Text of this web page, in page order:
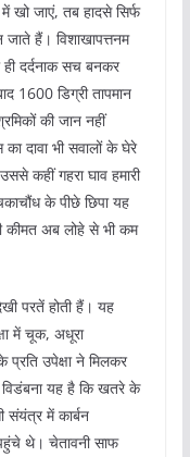
खो जाएं, तब हादसे सिर्फ
जाते हैं। विशाखापत्तनम
दर्दनाक सच बनकर
1600 डिग्री तापमान
की जान नहीं
दावा भी सवालों के घेरे
कहीं गहरा घाव हमारी
के पीछे छिपा यह
अब लोहे से भी कम
परतें होती हैं। यह
में चूक, अधूरा
उपेक्षा ने मिलकर
यह है कि खतरे के
में कार्बन
थे। चेतावनी साफ